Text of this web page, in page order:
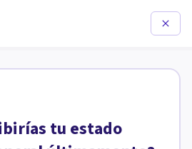
tu estado